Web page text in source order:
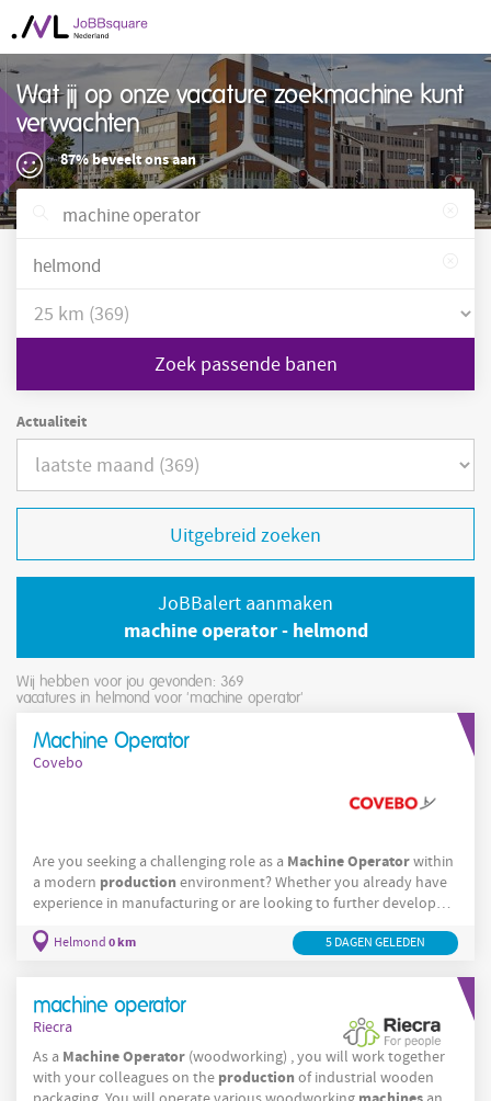
Wat jij op onze vacature zoekmachine kunt
verwachten
87% beveelt ons aan
Zoek passende banen
Actualiteit
Uitgebreid zoeken
JoBBalert aanmaken
machine operator - helmond
Wij hebben voor jou gevonden: 369
vacatures in helmond voor 'machine operator'
Machine Operator
Covebo
Are you seeking a challenging role as a MachineOperatorwithin
a modern production environment? Whether you already have
experience in manufacturing or are looking to further develop
to work with advanced industrial
machinery
in a fast-paced
Helmond 0 km 5 DAGEN GELEDEN
machine operator
Riecra
As a MachineOperator (woodworking) , you will work together
with your colleagues on the production of industrial wooden